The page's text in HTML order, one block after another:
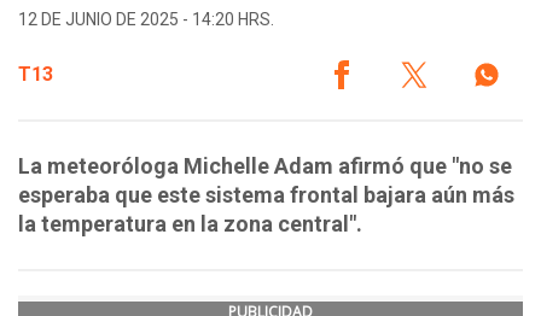
12 DE JUNIO DE 2025 - 14:20 HRS.
T13
La meteoróloga Michelle Adam afirmó que "no se
esperaba que este sistema frontal bajara aún más
la temperatura en la zona central".
PUBLICIDAD